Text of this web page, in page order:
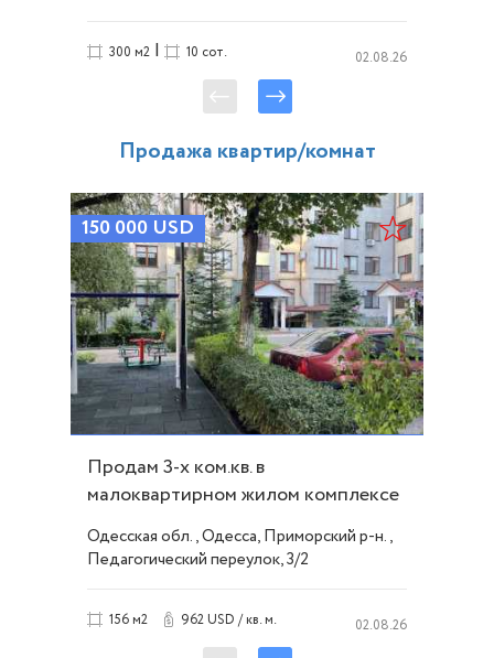
300 м2 | 10 сот. 02.08.26
Продажа квартир/комнат
150 000 USD
Продам 3-х ком.кв. в
малоквартирном жилом комплексе
пр.Педагогический ID 54067
Одесская обл., Одесса, Приморский р-н.,
Педагогический переулок, 3/2
156 м2 962 USD / кв. м. 02.08.26